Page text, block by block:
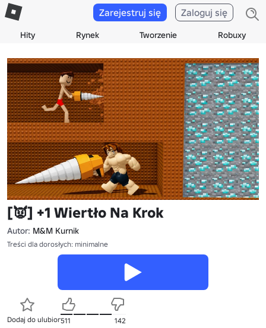
Hity Rynek Tworzenie Robuxy
Zarejestruj się Zaloguj się
[👿] +1 Wiertło Na Krok
Autor: M&M Kurnik
Treści dla dorosłych: minimalne
Dodaj do ulubionych
511 142